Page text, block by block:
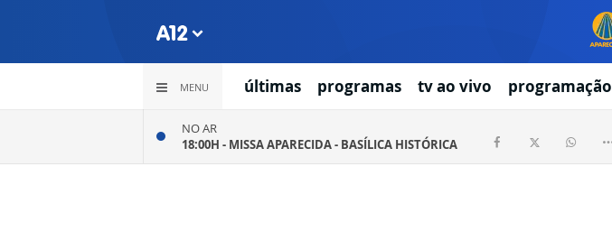
MENU últimas programas tv ao vivo programação
NO AR
18:00H - MISSA APARECIDA - BASÍLICA HISTÓRICA